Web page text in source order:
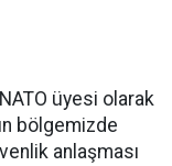
üyesi olarak
bölgemizde
anlaşması